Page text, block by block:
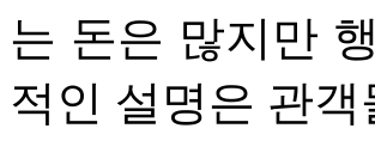
는 돈은 많지만
적인 설명은 관